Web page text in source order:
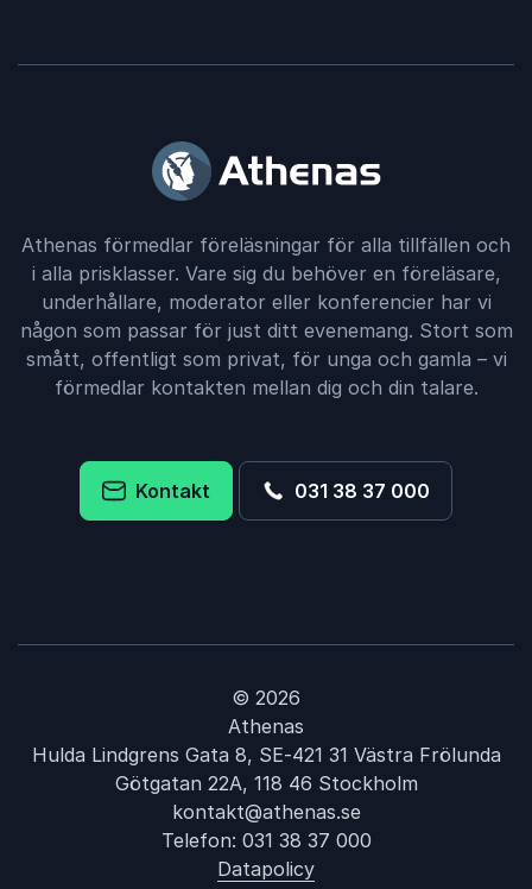
Athenas förmedlar föreläsningar för alla tillfällen och
i alla prisklasser. Vare sig du behöver en föreläsare,
underhållare, moderator eller konferencier har vi
någon som passar för just ditt evenemang. Stort som
smått, offentligt som privat, för unga och gamla – vi
förmedlar kontakten mellan dig och din talare.
Kontakt 031 38 37 000
© 2026
Athenas
Hulda Lindgrens Gata 8, SE-421 31 Västra Frölunda
Götgatan 22A, 118 46 Stockholm
kontakt@athenas.se
Telefon: 031 38 37 000
Datapolicy